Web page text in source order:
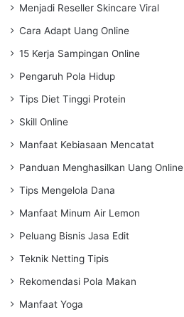
Menjadi Reseller Skincare Viral
Cara Adapt Uang Online
15 Kerja Sampingan Online
Pengaruh Pola Hidup
Tips Diet Tinggi Protein
Skill Online
Manfaat Kebiasaan Mencatat
Panduan Menghasilkan Uang Online
Tips Mengelola Dana
Manfaat Minum Air Lemon
Peluang Bisnis Jasa Edit
Teknik Netting Tipis
Rekomendasi Pola Makan
Manfaat Yoga